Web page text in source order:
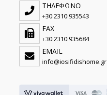
ΤΗΛΕΦΩΝΟ
+30 2310 935543
FAX
+30 2310 935684
EMAIL
info@iosifidishome.gr